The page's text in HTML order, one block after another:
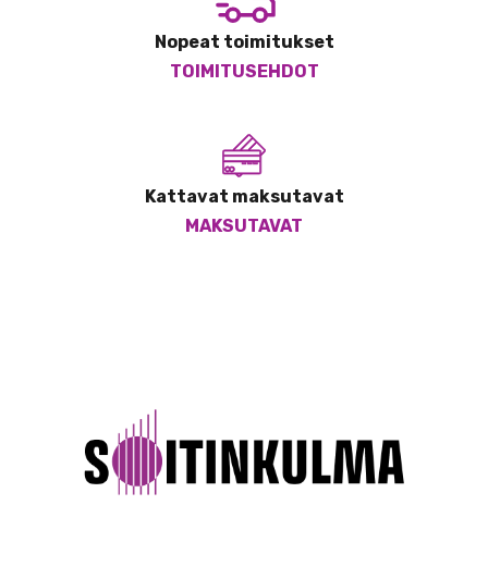
Nopeat toimitukset
TOIMITUSEHDOT
Kattavat maksutavat
MAKSUTAVAT